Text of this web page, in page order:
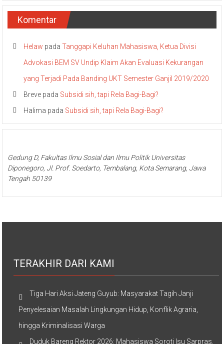
Komentar
Helaw padaTanggapi Keluhan Mahasiswa, Ketua Divisi
Advokasi BEM SV Undip Klaim Akan Evaluasi Kekurangan
yang Terjadi Pada Banding UKT Semester Ganjil 2019/2020
Breve pada Subsidi sih, tapi Rela Bagi-Bagi?
Halima pada Subsidi sih, tapi Rela Bagi-Bagi?
Gedung D, Fakultas Ilmu Sosial dan Ilmu Politik Universitas
Diponegoro, Jl. Prof. Soedarto, Tembalang, Kota Semarang, Jawa
Tengah 50139
TERAKHIR DARI KAMI
Tiga Hari Aksi Jateng Guyub: Masyarakat Tagih Janji
Penyelesaian Masalah Lingkungan Hidup, Konflik Agraria,
hingga Kriminalisasi Warga
Duduk Bareng Rektor 2026: Mahasiswa Soroti Isu Sarpras,